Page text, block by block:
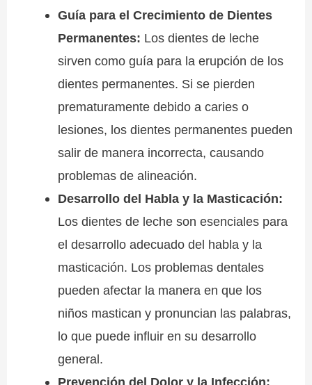
Guía para el Crecimiento de Dientes
Permanentes: Los dientes de leche
sirven como guía para la erupción de los
dientes permanentes. Si se pierden
prematuramente debido a caries o
lesiones, los dientes permanentes pueden
salir de manera incorrecta, causando
problemas de alineación.
Desarrollo del Habla y la Masticación:
Los dientes de leche son esenciales para
el desarrollo adecuado del habla y la
masticación. Los problemas dentales
pueden afectar la manera en que los
niños mastican y pronuncian las palabras,
lo que puede influir en su desarrollo
general.
Prevención del Dolor y la Infección: